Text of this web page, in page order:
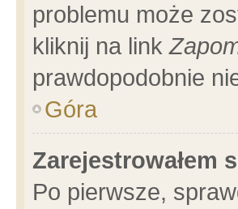
problemu może
kliknij na link
prawdopodobnie
Góra
Zarejestrowałem
Po pierwsze,